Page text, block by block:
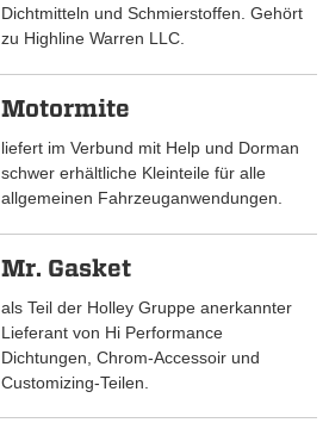
Dichtmitteln und Schmierstoffen. Gehört
zu Highline Warren LLC.
Motormite
liefert im Verbund mit Help und Dorman
schwer erhältliche Kleinteile für alle
allgemeinen Fahrzeuganwendungen.
Mr. Gasket
als Teil der Holley Gruppe anerkannter
Lieferant von Hi Performance
Dichtungen, Chrom-Accessoir und
Customizing-Teilen.